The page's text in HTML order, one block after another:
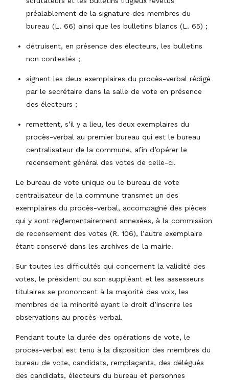
préalablement de la signature des membres du
bureau (L. 66) ainsi que les bulletins blancs (L. 65) ;
détruisent, en présence des électeurs, les bulletins
non contestés ;
signent les deux exemplaires du procès-verbal rédigé
par le secrétaire dans la salle de vote en présence
des électeurs ;
remettent, s’il y a lieu, les deux exemplaires du
procès-verbal au premier bureau qui est le bureau
centralisateur de la commune, afin d’opérer le
recensement général des votes de celle-ci.
Le bureau de vote unique ou le bureau de vote
centralisateur de la commune transmet un des
exemplaires du procès-verbal, accompagné des pièces
qui y sont réglementairement annexées, à la commission
de recensement des votes (R. 106), l’autre exemplaire
étant conservé dans les archives de la mairie.
Sur toutes les difficultés qui concernent la validité des
votes, le président ou son suppléant et les assesseurs
titulaires se prononcent à la majorité des voix, les
membres de la minorité ayant le droit d’inscrire les
observations au procès-verbal.
Pendant toute la durée des opérations de vote, le
procès-verbal est tenu à la disposition des membres du
bureau de vote, candidats, remplaçants, des délégués
des candidats, électeurs du bureau et personnes